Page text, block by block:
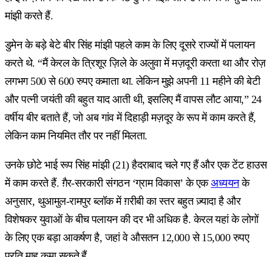
मांझी करते हैं.
डुमेन के बड़े बेटे बीर सिंह मांझी पहले काम के लिए दूसरे राज्यों में पलायन
करते थे. “मैं केरल के त्रिशूर ज़िले के अलुवा में मज़दूरी करता था और रोज़
लगभग 500 से 600 रुपए कमाता था. लेकिन मुझे अपनी 11 महीने की बेटी
और पत्नी जयंती की बहुत याद आती थी, इसलिए मैं वापस लौट आया,” 24
वर्षीय बीर बताते हैं, जो अब गांव में दिहाड़ी मज़दूर के रूप में काम करते हैं,
लेकिन काम नियमित तौर पर नहीं मिलता.
उनके छोटे भाई रूप सिंह मांझी (21) हैदराबाद चले गए हैं और एक टेंट हाउस
में काम करते हैं. ग़ैर-सरकारी संगठन ‘ग्राम विकास’ के एकअध्ययनके
अनुसार, थुआमुल-रामपुर ब्लॉक में ग़रीबी का स्तर बहुत ज़्यादा है और
विशेषकर युवाओं के बीच पलायन की दर भी अधिक है. केरल यहां के लोगों
के लिए एक बड़ा आकर्षण है, जहां वे औसतन 12,000 से 15,000 रुपए